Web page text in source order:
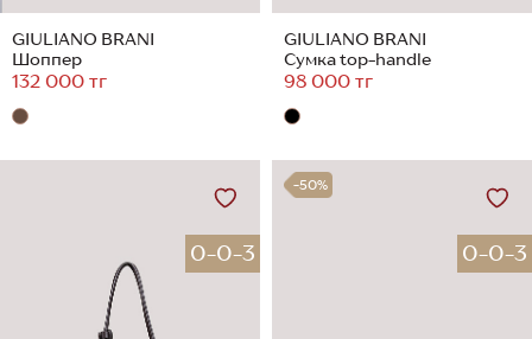
GIULIANO BRANI
Шоппер
132 000 тг
GIULIANO BRANI
Сумка top-handle
98 000 тг
0-0-3
-50%
0-0-3